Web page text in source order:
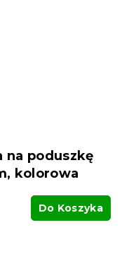
na poduszkę
kolorowa
Do Koszyka